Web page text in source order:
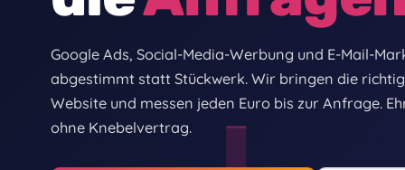
Google und KI-Suche, technisch umgesetzt
Website-Sicherheit
Updates, Backups, Monitoring, DSGVO
Webhosting & Domains
Hosting Deutschland, SSL, Backup
HDD,
TI für
Google Ads, Social-Media-Werbung und E-Mail-
abgestimmt statt Stückwerk. Wir bringen die
Website und messen jeden Euro bis zur Anfrage.
ohne Knebelvertrag.